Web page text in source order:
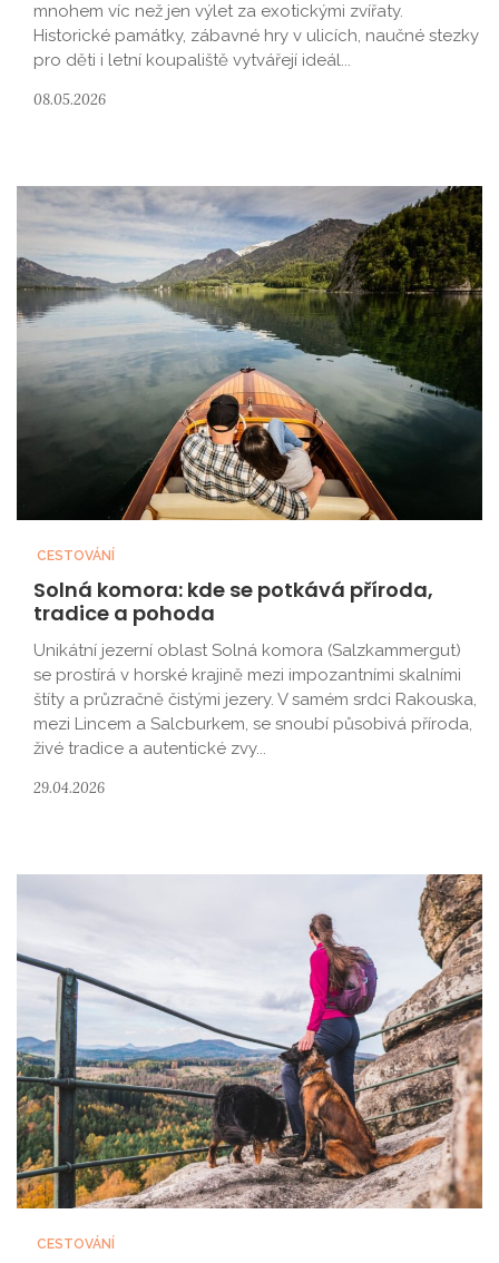
mnohem víc než jen výlet za exotickými zvířaty.
Historické památky, zábavné hry v ulicích, naučné stezky
pro děti i letní koupaliště vytvářejí ideál...
08.05.2026
CESTOVÁNÍ
Solná komora: kde se potkává příroda,
tradice a pohoda
Unikátní jezerní oblast Solná komora (Salzkammergut)
se prostírá v horské krajině mezi impozantními skalními
štíty a průzračně čistými jezery. V samém srdci Rakouska,
mezi Lincem a Salcburkem, se snoubí působivá příroda,
živé tradice a autentické zvy...
29.04.2026
CESTOVÁNÍ